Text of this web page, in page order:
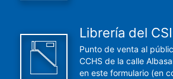
Librería del
Punto de venta al
CCHS de la calle
en este formulario (en